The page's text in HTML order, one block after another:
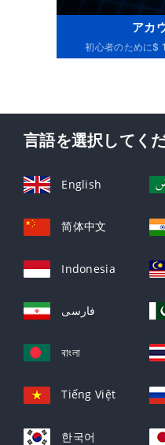
アカ
初心者のために$
言語を選択してく
English
简体中文
Indonesia
فارسی
বাংলা
Tiếng Việt
한국어